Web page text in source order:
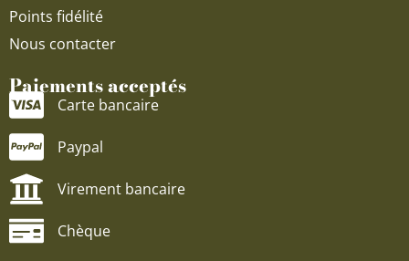
Points fidélité
Nous contacter
Paiements acceptés
Carte bancaire
Paypal
Virement bancaire
Chèque